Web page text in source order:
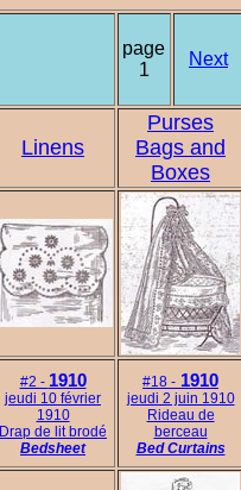
page
1
Next
Linens
Purses
Bags and
Boxes
#2 - 1910
jeudi 10 février
1910
Drap de lit brodé
Bedsheet
#18 - 1910
jeudi 2 juin 1910
Rideau de
berceau
Bed Curtains